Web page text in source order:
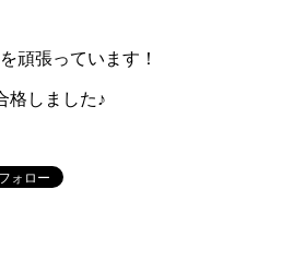
頑張っています！
格しました♪